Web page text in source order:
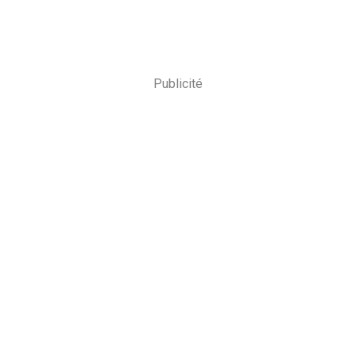
Publicité